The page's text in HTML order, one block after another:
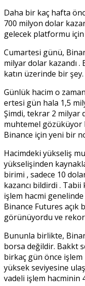
Daha bir kaç hafta
700 milyon dolar
gelecek platformu için
Cumartesi günü,
milyar dolar kazandı
katın üzerinde bir şey.
Günlük hacim o
ertesi gün hala 1,5
Şimdi, tekrar 2 milyar
muhtemel gözüküyor
Binance için yeni bir
Hacimdeki yükseliş
yükselişinden
birimi , sadece 10
kazancı bildirdi . Tabii
işlem hacmi
Binance Futures
görünüyordu ve rekor
Bununla birlikte,
borsa değildir. Bakkt
birkaç gün önce
yüksek seviyesine
vadeli işlem hacminin